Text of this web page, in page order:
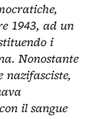
1943, ad un
i
Nonostante
il sangue